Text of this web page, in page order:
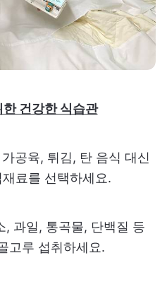
한 건강한 식습관
공육, 튀김, 탄 음식 대신
료를 선택하세요.
, 과일, 통곡물, 단백질 등
고루 섭취하세요.